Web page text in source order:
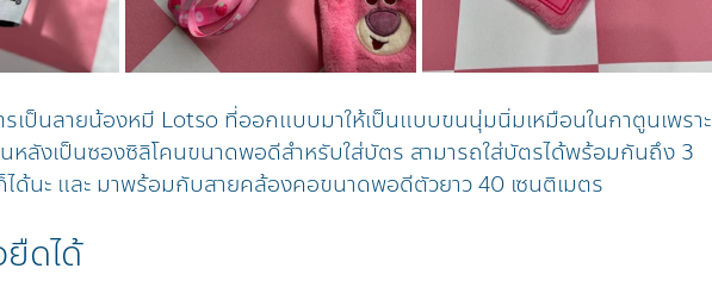
เป็นลายน้องหมี Lotso ที่ออกแบบมาให้เป็นแบบขนนุ่มนิ่มเหมือนในกาตูนเพราะ
หลังเป็นซองซิลิโคนขนาดพอดีสำหรับใส่บัตร สามารถใส่บัตรได้พร้อมกันถึง 3
ด้นะ และ มาพร้อมกับสายคล้องคอขนาดพอดีตัวยาว 40 เซนติเมตร
ดได้